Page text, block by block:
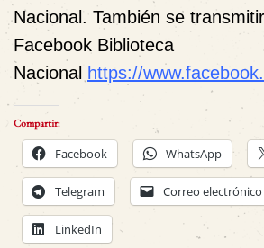
Nacional. También se
Facebook Biblioteca
Nacional https://
Compartir:
Facebook WhatsApp
Telegram Correo electrónico
LinkedIn